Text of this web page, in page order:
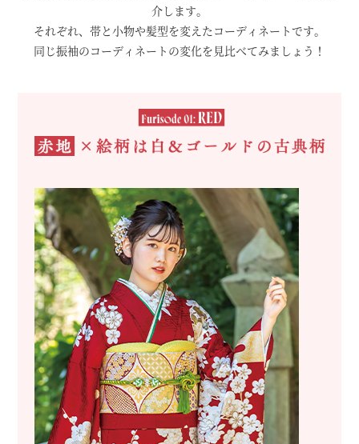
介します。
それぞれ、帯と小物や髪型を変えたコーディネートです。
同じ振袖のコーディネートの変化を見比べてみましょう！